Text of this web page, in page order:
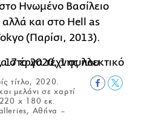
Ηνωμένο Βασίλειο
και στο Hell as
(Παρίσι, 2013).
τίτλο, 2020.
μελάνι σε χαρτί
x 180 εκ.
Αθήνα –